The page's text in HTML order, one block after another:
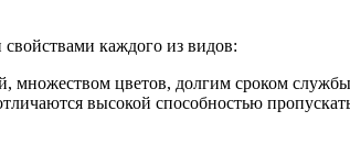
каждого из видов:
цветов, долгим сроком службы
высокой способностью